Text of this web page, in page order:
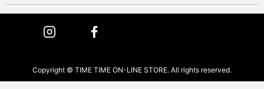
Instagram
Copyright © TIME TIME ON-LINE STORE. All rights reserved.